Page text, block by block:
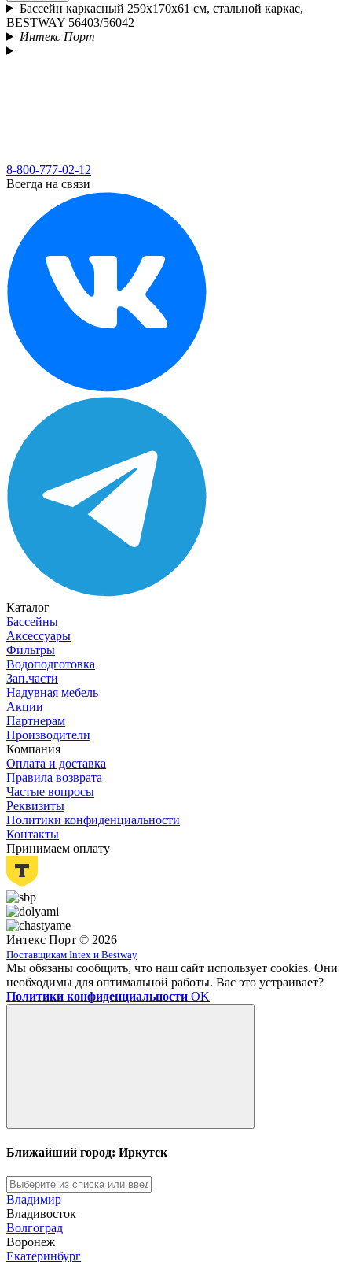
Бассейн каркасный 259х170х61 см, стальной каркас,
BESTWAY 56403/56042
Интекс Порт
8-800-777-02-12
Всегда на связи
Каталог
Бассейны
Аксессуары
Фильтры
Водоподготовка
Зап.части
Надувная мебель
Акции
Партнерам
Производители
Компания
Оплата и доставка
Правила возврата
Частые вопросы
Реквизиты
Политики конфиденциальности
Контакты
Принимаем оплату
Интекс Порт © 2026
Поставщикам Intex и Bestway
Мы обязаны сообщить, что наш сайт использует cookies. Они
необходимы для оптимальной работы. Вас это устраивает?
Политики конфиденциальности OK
Ближайший город: Иркутск
Владимир
Владивосток
Волгоград
Воронеж
Екатеринбург